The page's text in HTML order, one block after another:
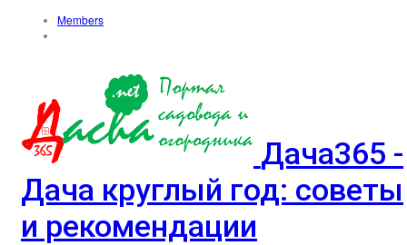
Members
Дача365 -
Дача круглый год: советы
и рекомендации